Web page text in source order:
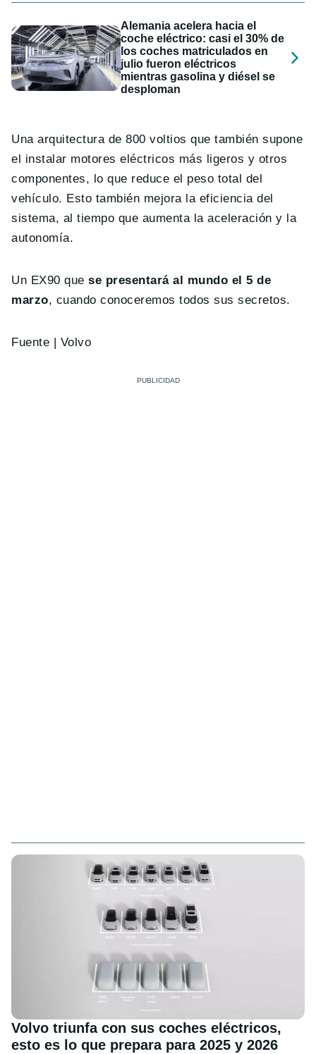
Alemania acelera hacia el
coche eléctrico: casi el 30% de
los coches matriculados en
julio fueron eléctricos
mientras gasolina y diésel se
desploman
Una arquitectura de 800 voltios que también supone
el instalar motores eléctricos más ligeros y otros
componentes, lo que reduce el peso total del
vehículo. Esto también mejora la eficiencia del
sistema, al tiempo que aumenta la aceleración y la
autonomía.
Un EX90 que se presentará al mundo el 5 de
marzo, cuando conoceremos todos sus secretos.
Fuente | Volvo
Volvo triunfa con sus coches eléctricos,
esto es lo que prepara para 2025 y 2026